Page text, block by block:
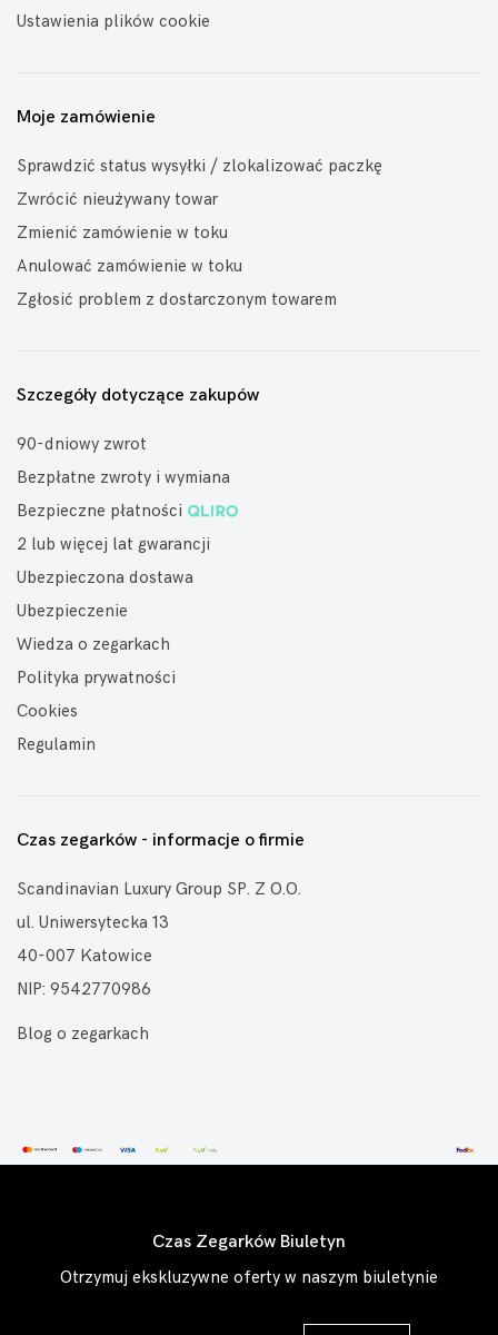
Ustawienia plików cookie
Moje zamówienie
Sprawdzić status wysyłki / zlokalizować paczkę
Zwrócić nieużywany towar
Zmienić zamówienie w toku
Anulować zamówienie w toku
Zgłosić problem z dostarczonym towarem
Szczegóły dotyczące zakupów
90-dniowy zwrot
Bezpłatne zwroty i wymiana
Bezpieczne płatności
2 lub więcej lat gwarancji
Ubezpieczona dostawa
Ubezpieczenie
Wiedza o zegarkach
Polityka prywatności
Cookies
Regulamin
Czas zegarków - informacje o firmie
Scandinavian Luxury Group SP. Z O.O.
ul. Uniwersytecka 13
40-007 Katowice
NIP: 9542770986
Blog o zegarkach
Czas Zegarków Biuletyn
Otrzymuj ekskluzywne oferty w naszym biuletynie